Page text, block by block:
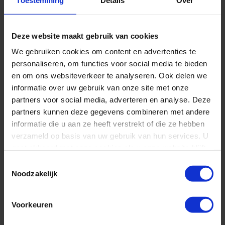
Deze website maakt gebruik van cookies
We gebruiken cookies om content en advertenties te
personaliseren, om functies voor social media te bieden
en om ons websiteverkeer te analyseren. Ook delen we
informatie over uw gebruik van onze site met onze
partners voor social media, adverteren en analyse. Deze
partners kunnen deze gegevens combineren met andere
informatie die u aan ze heeft verstrekt of die ze hebben
verzameld op basis van uw gebruik van hun services. U
Noodzakelijk
Voorkeuren
te zijn. We houden rekening met dieetwensen en allergieën om
5. VRIENDSCHAPPEN CREËREN
Een van de mooiste aspecten van ons zomerkamp is de kans om
nieuwe vrienden te maken. De gedeelde ervaringen en avonturen
creëren sterke banden tussen de deelnemers. Veel van onze
kampgangers blijven jarenlang in contact met hun
zomerkampvrienden, wat laat zien hoe bijzonder deze tijd kan
HOE SCHRIJF JE JE IN
VOOR ONS ADVENTURE &
FUN ZOMERKAMP?